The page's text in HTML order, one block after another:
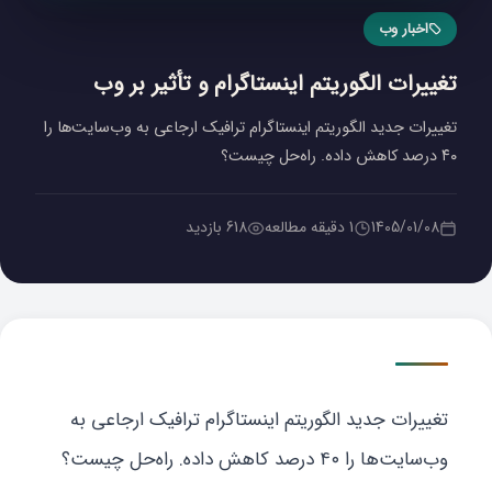
اخبار وب
تغییرات الگوریتم اینستاگرام و تأثیر بر وب
تغییرات جدید الگوریتم اینستاگرام ترافیک ارجاعی به وب‌سایت‌ها را
۴۰ درصد کاهش داده. راه‌حل چیست؟
1405/01/08 1 دقیقه مطالعه 618 بازدید
تغییرات جدید الگوریتم اینستاگرام ترافیک ارجاعی به
وب‌سایت‌ها را ۴۰ درصد کاهش داده. راه‌حل چیست؟